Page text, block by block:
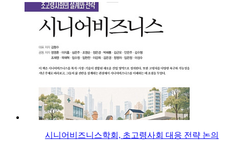
시니어비즈니스학회, 초고령사회 대응 전략 논의